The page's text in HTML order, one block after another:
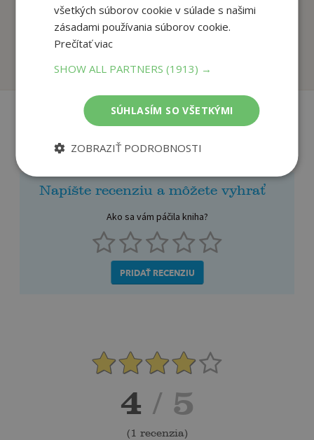
Ohňová zem
Engman Pascal
Portrét neznámej
ženy
Recenzie čitateľov
Napíšte recenziu a môžete vyhrať
Ako sa vám páčila kniha?
PRIDAŤ RECENZIU
4 / 5
(1 recenzia)
všetkých súborov cookie v súlade s našimi
zásadami používania súborov cookie.
Prečítať viac
SHOW ALL PARTNERS(1913) →
SÚHLASÍM SO VŠETKÝMI
ZOBRAZIŤ PODROBNOSTI